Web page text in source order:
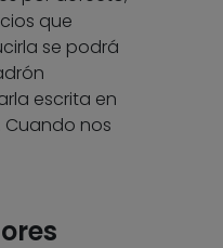
que
se podrá
escrita en
nos